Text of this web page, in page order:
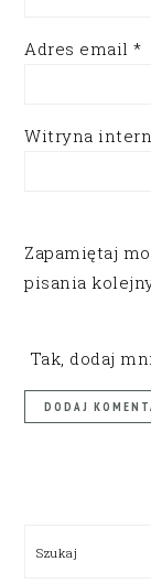
Adres email*
Witryna
Zapamiętaj
pisania
Tak, dodaj
Szukaj